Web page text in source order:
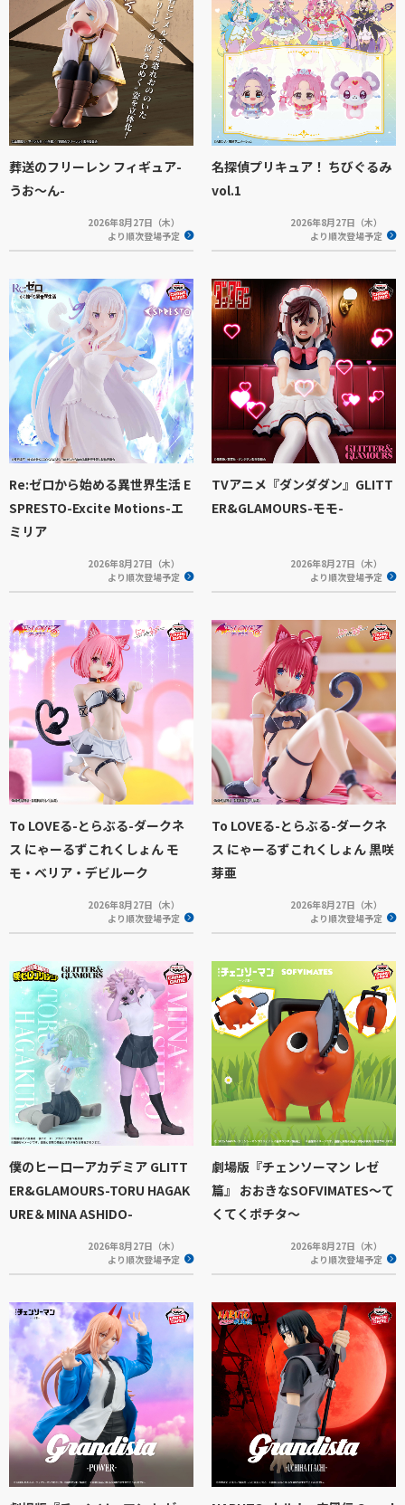
葬送のフリーレン フィギュア-
うお～ん-
2026年8月27日（木）
より順次登場予定
名探偵プリキュア！ ちびぐるみ
vol.1
2026年8月27日（木）
より順次登場予定
Re:ゼロから始める異世界生活 E
SPRESTO-Excite Motions-エ
ミリア
2026年8月27日（木）
より順次登場予定
TVアニメ『ダンダダン』GLITT
ER&GLAMOURS-モモ-
2026年8月27日（木）
より順次登場予定
To LOVEる-とらぶる-ダークネ
ス にゃーるずこれくしょん モ
モ・ベリア・デビルーク
2026年8月27日（木）
より順次登場予定
To LOVEる-とらぶる-ダークネ
ス にゃーるずこれくしょん 黒咲
芽亜
2026年8月27日（木）
より順次登場予定
僕のヒーローアカデミア GLITT
ER&GLAMOURS-TORU HAGAK
URE＆MINA ASHIDO-
2026年8月27日（木）
より順次登場予定
劇場版『チェンソーマン レゼ
篇』 おおきなSOFVIMATES～て
くてくポチタ～
2026年8月27日（木）
より順次登場予定